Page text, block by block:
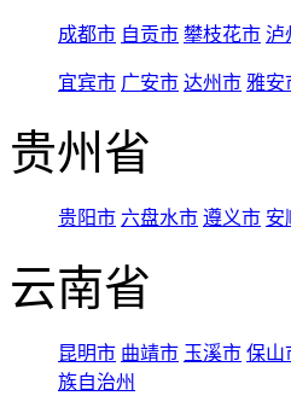
成都市 自贡市 攀枝花市 泸
宜宾市 广安市 达州市 雅安
贵州省
贵阳市 六盘水市 遵义市 安
云南省
昆明市 曲靖市 玉溪市 保山
族自治州